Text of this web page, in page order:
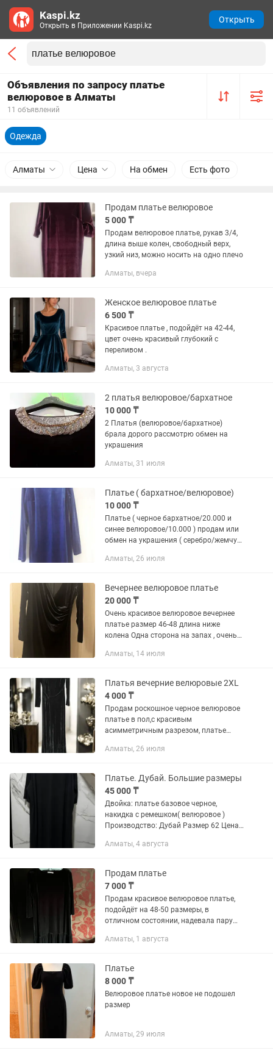
Объявления по запросу платье
велюровое в Алматы
11 объявлений
Одежда
Алматы Цена На обмен Есть фото
Продам платье велюровое
5 000 ₸
Продам велюровое платье, рукав 3/4,
длина выше колен, свободный верх,
узкий низ, можно носить на одно плечо
Алматы, вчера
Женское велюровое платье
6 500 ₸
Красивое платье , подойдёт на 42-44,
цвет очень красивый глубокий с
переливом .
Алматы, 3 августа
2 платья велюровое/бархатное
10 000 ₸
2 Платья (велюровое/бархатное)
брала дорого рассмотрю обмен на
украшения
Алматы, 31 июля
Платье ( бархатное/велюровое)
10 000 ₸
Платье ( черное бархатное/20.000 и
синее велюровое/10.000 ) продам или
обмен на украшения ( серебро/жемчуг/
Алматы, 26 июля
Вечернее велюровое платье
20 000 ₸
Очень красивое велюровое вечернее
платье размер 46-48 длина ниже
колена Одна сторона на запах , очень
погрешности фигуры, всё скрывается
Алматы, 14 июля
Платья вечерние велюровые 2XL
4 000 ₸
Продам роскошное черное велюровое
платье в пол,с красивым
асимметричным разрезом, платье
платье зеленого цвета,длина до колен.
Алматы, 26 июля
Платье. Дубай. Большие размеры
45 000 ₸
Двойка: платье базовое черное,
накидка с ремешком( велюровое )
Производство: Дубай Размер 62 Цена
Алматы, 4 августа
Продам платье
7 000 ₸
Продам красивое велюровое платье,
подойдёт на 48-50 размеры, в
отличном состоянии, надевала пару
Алматы, 1 августа
Платье
8 000 ₸
Велюровое платье новое не подошел
размер
Алматы, 29 июля
Kaspi.kz
Открыть в Приложении Kaspi.kz
Открыть